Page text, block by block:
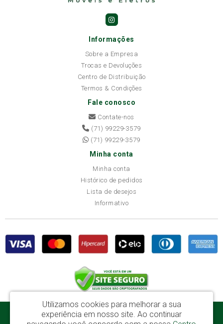
Informações
Sobre a Empresa
Trocas e Devoluções
Centro de Distribuição
Termos & Condições
Fale conosco
Contate-nos
(71) 99229-3579
(71) 99229-3579
Minha conta
Minha conta
Histórico de pedidos
Lista de desejos
Informativo
Disba Móveis Salvador Ltda - CNPJ: 52.081.184/0001-65
Utilizamos cookies para melhorar a sua
experiência em nosso site. Ao continuar